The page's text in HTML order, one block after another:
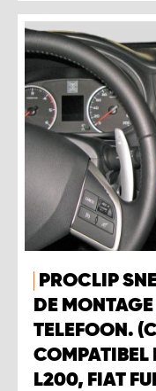
PROCLIP
DE
TELEFOON.
COMPATIBEL
L200, FIAT